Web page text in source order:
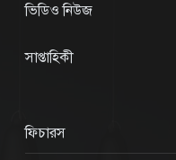
ভিডিও নিউজ
সাপ্তাহিকী
ফিচারস